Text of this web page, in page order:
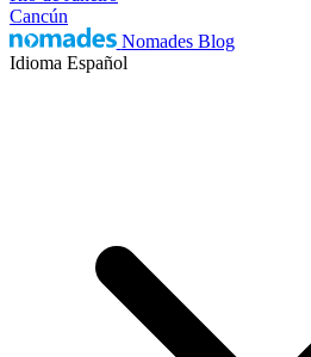
Cancún
Nomades Blog
Idioma Español